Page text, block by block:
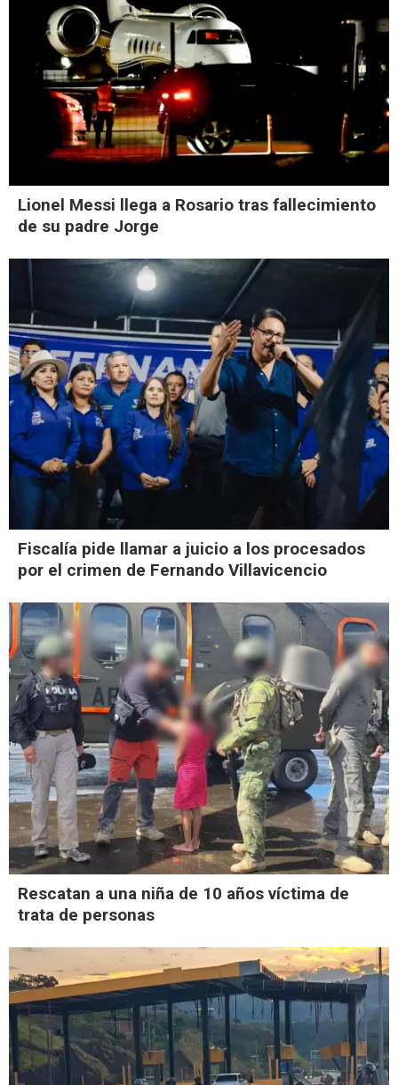
Lionel Messi llega a Rosario tras fallecimiento
de su padre Jorge
Fiscalía pide llamar a juicio a los procesados
por el crimen de Fernando Villavicencio
Rescatan a una niña de 10 años víctima de
trata de personas